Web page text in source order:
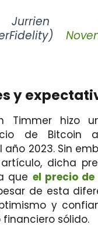
y
Timmer hizo
de Bitcoin
año 2023. Sin
dicha
que el precio
de esta
y
sólido.